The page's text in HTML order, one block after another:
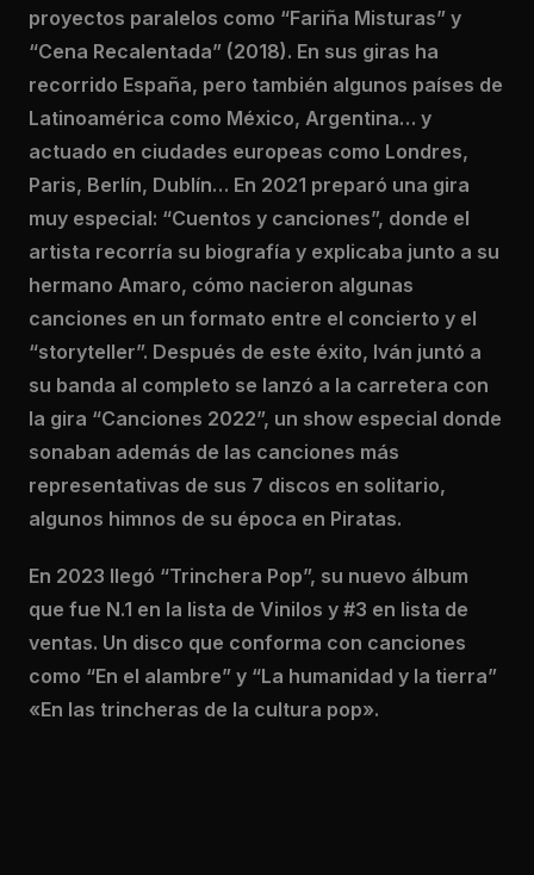
proyectos paralelos como “Fariña Misturas” y
“Cena Recalentada” (2018). En sus giras ha
recorrido España, pero también algunos países de
Latinoamérica como México, Argentina… y
actuado en ciudades europeas como Londres,
Paris, Berlín, Dublín… En 2021 preparó una gira
muy especial: “Cuentos y canciones”, donde el
artista recorría su biografía y explicaba junto a su
hermano Amaro, cómo nacieron algunas
canciones en un formato entre el concierto y el
“storyteller”. Después de este éxito, Iván juntó a
su banda al completo se lanzó a la carretera con
la gira “Canciones 2022”, un show especial donde
sonaban además de las canciones más
representativas de sus 7 discos en solitario,
algunos himnos de su época en Piratas.
En 2023 llegó “Trinchera Pop”, su nuevo álbum
que fue N.1 en la lista de Vinilos y #3 en lista de
ventas. Un disco que conforma con canciones
como “En el alambre” y “La humanidad y la tierra”
«En las trincheras de la cultura pop».